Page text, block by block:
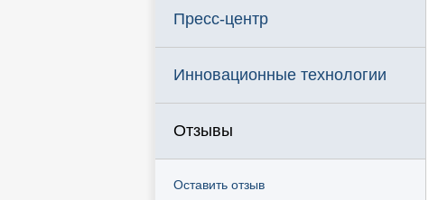
Пресс-центр
Инновационные технологии
Отзывы
Оставить отзыв